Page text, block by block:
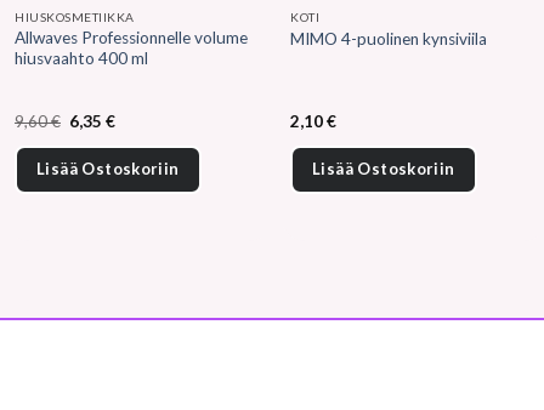
HIUSKOSMETIIKKA
Allwaves Professionnelle volume
hiusvaahto 400 ml
9,60€ Alkuperäinen
hinta
oli:
9,60 €.
6,35€Nykyinen
on:
6,35 €.
Lisää Ostoskoriin
KOTI
MIMO 4-puolinen kynsiviila
2,10€
Lisää Ostoskoriin